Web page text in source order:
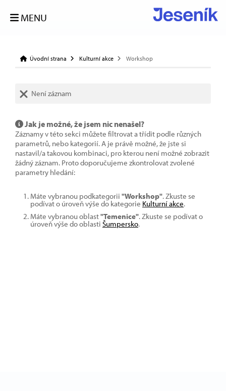
MENU
Úvodní strana Kulturní akce Workshop
Není záznam
Jak je možné, že jsem nic nenašel?
Záznamy v této sekci můžete filtrovat a třídit podle různých
parametrů, nebo kategorií. A je právě možné, že jste si
nastavil/a takovou kombinaci, pro kterou není možné zobrazit
žádný záznam. Proto doporučujeme zkontrolovat zvolené
parametry hledání:
Máte vybranou podkategorii "Workshop". Zkuste se
podívat o úroveň výše do kategorie Kulturní akce.
Máte vybranou oblast"Temenice". Zkuste se podívat o
úroveň výše do oblasti Šumpersko.